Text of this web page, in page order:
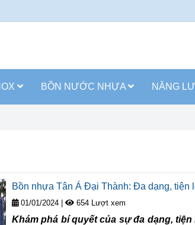
BỒN NƯỚC NHỰA NĂNG
Bồn nhựa Tân Á Đại Thành: Đa dạng, tiện
01/01/2024 654 Lượt xem
Khám phá bí quyết của sự đa dạng,